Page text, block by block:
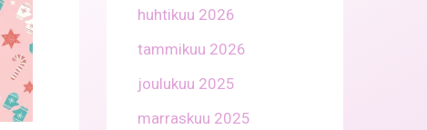
huhtikuu 2026
tammikuu 2026
joulukuu 2025
marraskuu 2025